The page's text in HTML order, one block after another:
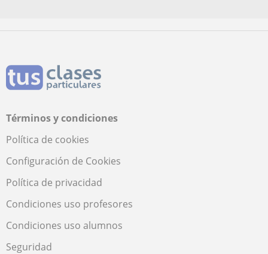
Términos y condiciones
Política de cookies
Configuración de Cookies
Política de privacidad
Condiciones uso profesores
Condiciones uso alumnos
Seguridad